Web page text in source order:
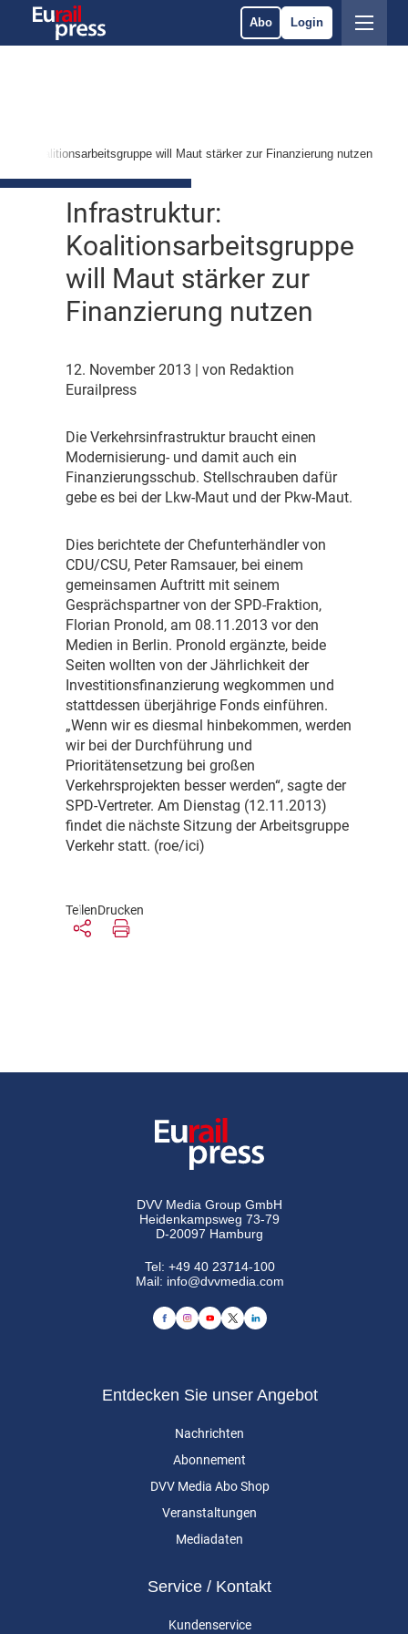
Abo Login
Koalitionsarbeitsgruppe will Maut stärker zur Finanzierung nutzen
Infrastruktur:
Koalitionsarbeitsgruppe
will Maut stärker zur
Finanzierung nutzen
12. November 2013
| von Redaktion
Eurailpress
Die Verkehrsinfrastruktur braucht einen
Modernisierung- und damit auch ein
Finanzierungsschub. Stellschrauben dafür
gebe es bei der Lkw-Maut und der Pkw-Maut.
Dies berichtete der Chefunterhändler von
CDU/CSU, Peter Ramsauer, bei einem
gemeinsamen Auftritt mit seinem
Gesprächspartner von der SPD-Fraktion,
Florian Pronold, am 08.11.2013 vor den
Medien in Berlin. Pronold ergänzte, beide
Seiten wollten von der Jährlichkeit der
Investitionsfinanzierung wegkommen und
stattdessen überjährige Fonds einführen.
„Wenn wir es diesmal hinbekommen, werden
wir bei der Durchführung und
Prioritätensetzung bei großen
Verkehrsprojekten besser werden“, sagte der
SPD-Vertreter. Am Dienstag (12.11.2013)
findet die nächste Sitzung der Arbeitsgruppe
Verkehr statt. (roe/ici)
TeilenDrucken
DVV Media Group GmbH
Heidenkampsweg 73-79
D-20097 Hamburg
Tel: +49 40 23714-100
Mail: info@dvvmedia.com
Entdecken Sie unser Angebot
Nachrichten
Abonnement
DVV Media Abo Shop
Veranstaltungen
Mediadaten
Service / Kontakt
Kundenservice